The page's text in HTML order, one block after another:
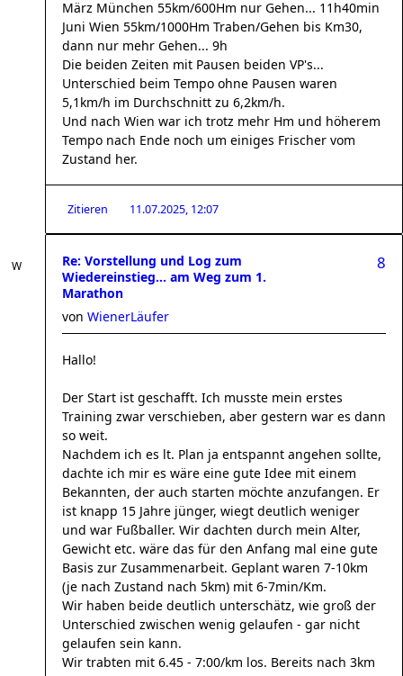
März München 55km/600Hm nur Gehen... 11h40min
Juni Wien 55km/1000Hm Traben/Gehen bis Km30,
dann nur mehr Gehen... 9h
Die beiden Zeiten mit Pausen beiden VP's...
Unterschied beim Tempo ohne Pausen waren
5,1km/h im Durchschnitt zu 6,2km/h.
Und nach Wien war ich trotz mehr Hm und höherem
Tempo nach Ende noch um einiges Frischer vom
Zustand her.
Zitieren 11.07.2025, 12:07
Re: Vorstellung und Log zum
Wiedereinstieg... am Weg zum 1.
Marathon
8
von WienerLäufer
Hallo!
Der Start ist geschafft. Ich musste mein erstes
Training zwar verschieben, aber gestern war es dann
so weit.
Nachdem ich es lt. Plan ja entspannt angehen sollte,
dachte ich mir es wäre eine gute Idee mit einem
Bekannten, der auch starten möchte anzufangen. Er
ist knapp 15 Jahre jünger, wiegt deutlich weniger
und war Fußballer. Wir dachten durch mein Alter,
Gewicht etc. wäre das für den Anfang mal eine gute
Basis zur Zusammenarbeit. Geplant waren 7-10km
(je nach Zustand nach 5km) mit 6-7min/Km.
Wir haben beide deutlich unterschätz, wie groß der
Unterschied zwischen wenig gelaufen - gar nicht
gelaufen sein kann.
Wir trabten mit 6.45 - 7:00/km los. Bereits nach 3km